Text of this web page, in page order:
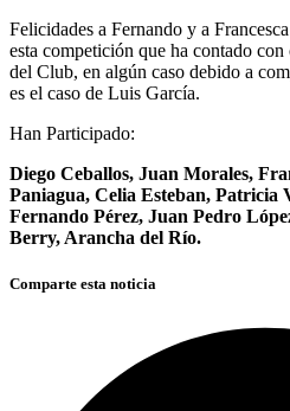
Felicidades a Fernando y a
esta competición que ha contado con
del Club, en algún caso debido a
es el caso de Luis García.
Han Participado:
Diego Ceballos, Juan Morales,
Paniagua, Celia Esteban, Patricia
Fernando Pérez, Juan Pedro
Berry, Arancha del Río.
Comparte esta noticia